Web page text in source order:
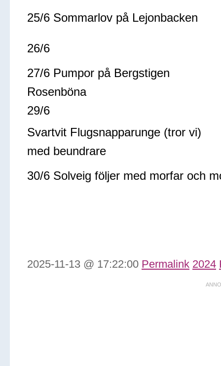
25/6 Sommarlov på Lejonbacken
26/6
27/6 Pumpor på Bergstigen
Rosenböna
29/6
Svartvit Flugsnapparunge (tror vi)
med beundrare
30/6 Solveig följer med morfar och
2025-11-13 @ 17:22:00 Permalink 2024